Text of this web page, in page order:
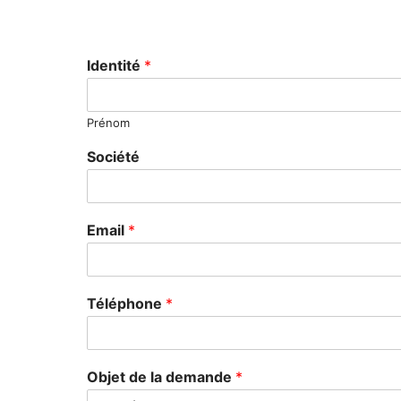
Identité *
Prénom
Société
Email *
Téléphone *
Objet de la demande *